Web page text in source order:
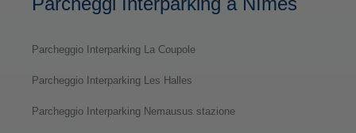
Parcheggio Interparking La Coupole
Parcheggio Interparking Les Halles
Parcheggio Interparking Nemausus stazione